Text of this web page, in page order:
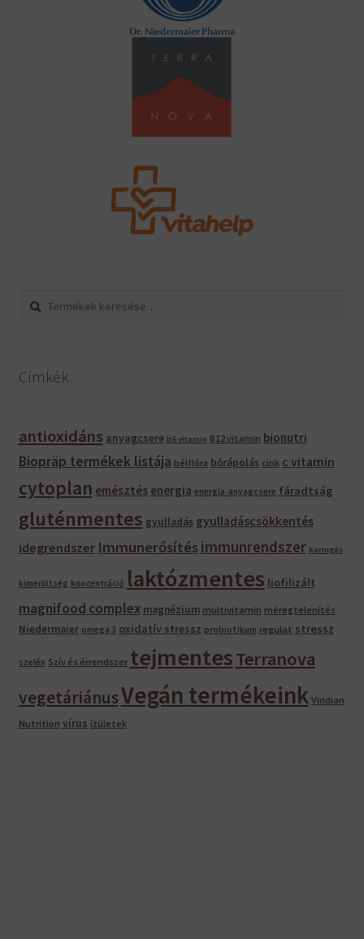
Keresés
Keresés
Címkék
antioxidáns anyagcsere b6 vitamin B12 vitamin bionutri
Biopräp termékek listája bélflóra bőrápolás cink c vitamin
cytoplan emésztés energia energia-anyagcsere fáradtság
gluténmentes gyulladás gyulladáscsökkentés
idegrendszer Immunerősítés immunrendszer keringés
kimerültség koncentráció laktózmentes liofilizált
magnifood complex magnézium multivitamin méregtelenítés
Niedermaier omega 3 oxidatív stressz probiotikum regulat stressz
szelén Szív és érrendszer tejmentesTerranova
vegetáriánusVegán termékeink Viridian
Nutrition vírus ízületek